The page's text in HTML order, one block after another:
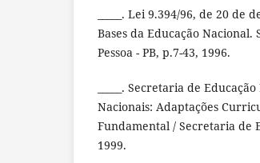
_____. Lei 9.394/96, de 20
Bases da Educação Nacional.
Pessoa - PB, p.7-43, 1996.
_____. Secretaria de
Nacionais: Adaptações
Fundamental / Secretaria de
1999.